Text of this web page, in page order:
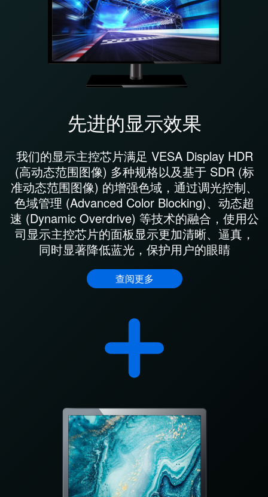
先进的显示效果
我们的显示主控芯片满足 VESA Display HDR
(高动态范围图像) 多种规格以及基于 SDR (标
准动态范围图像) 的增强色域，通过调光控制、
色域管理 (Advanced Color Blocking)、动态超
速 (Dynamic Overdrive) 等技术的融合，使用公
司显示主控芯片的面板显示更加清晰、逼真，
同时显著降低蓝光，保护用户的眼睛
查阅更多